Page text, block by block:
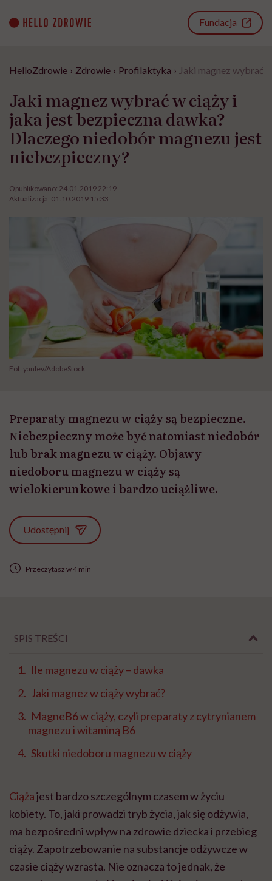
content
Fundacja
HelloZdrowie › Zdrowie › Profilaktyka › Jaki magnez wybrać
Jaki magnez wybrać w ciąży i
jaka jest bezpieczna dawka?
Dlaczego niedobór magnezu jest
niebezpieczny?
Opublikowano: 24.01.2019 22:19
Aktualizacja: 01.10.2019 15:33
Fot. yanlev/AdobeStock
Preparaty magnezu w ciąży są bezpieczne.
Niebezpieczny może być natomiast niedobór
lub brak magnezu w ciąży. Objawy
niedoboru magnezu w ciąży są
wielokierunkowe i bardzo uciążliwe.
Udostępnij
Przeczytasz w 4 min
SPIS TREŚCI
Ile magnezu w ciąży – dawka
Jaki magnez w ciąży wybrać?
MagneB6 w ciąży, czyli preparaty z cytrynianem
magnezu i witaminą B6
Skutki niedoboru magnezu w ciąży
Ciążajest bardzo szczególnym czasem w życiu
kobiety. To, jaki prowadzi tryb życia, jak się odżywia,
ma bezpośredni wpływ na zdrowie dziecka i przebieg
ciąży. Zapotrzebowanie na substancje odżywcze w
czasie ciąży wzrasta. Nie oznacza to jednak, że